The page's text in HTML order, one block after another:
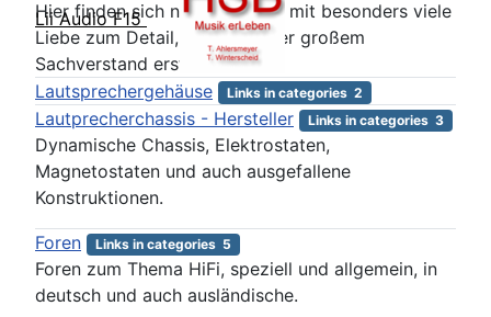
Lii Audio F15
Hier finden sich nur Seiten die mit besonders viele
Liebe zum Detail, Sorgfalt oder großem
Sachverstand erstellt wurden.
Lautsprechergehäuse
Links in categories 2
Lautprecherchassis - Hersteller Links in categories 3
Dynamische Chassis, Elektrostaten,
Magnetostaten und auch ausgefallene
Konstruktionen.
Foren Links in categories 5
Foren zum Thema HiFi, speziell und allgemein, in
deutsch und auch ausländische.